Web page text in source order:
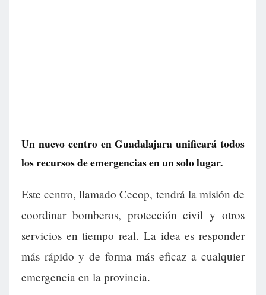
Un nuevo centro en Guadalajara unificará todos
los recursos de emergencias en un solo lugar.
Este centro, llamado Cecop, tendrá la misión de
coordinar bomberos, protección civil y otros
servicios en tiempo real. La idea es responder
más rápido y de forma más eficaz a cualquier
emergencia en la provincia.